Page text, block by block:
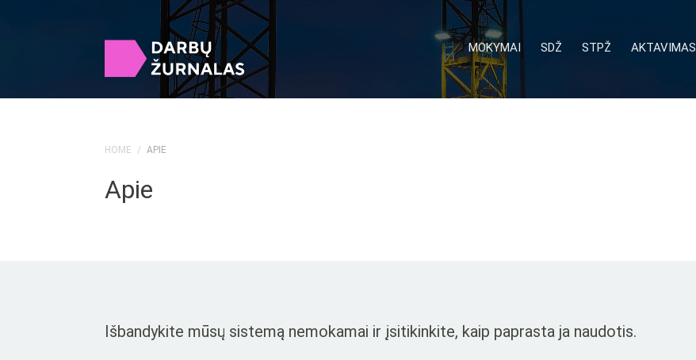
MOKYMAI SDŽ STPŽ AKTAVIMAS
HOME / APIE
Apie
Išbandykite mūsų sistemą nemokamai ir įsitikinkite, kaip paprasta ja naudotis.